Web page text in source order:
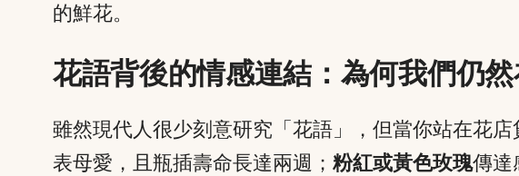
的鮮花。
花語背後的情感連結：為何我們仍然
雖然現代人很少刻意研究「花語」，但當你站在花
表母愛，且瓶插壽命長達兩週； 粉紅或黃色玫瑰傳達